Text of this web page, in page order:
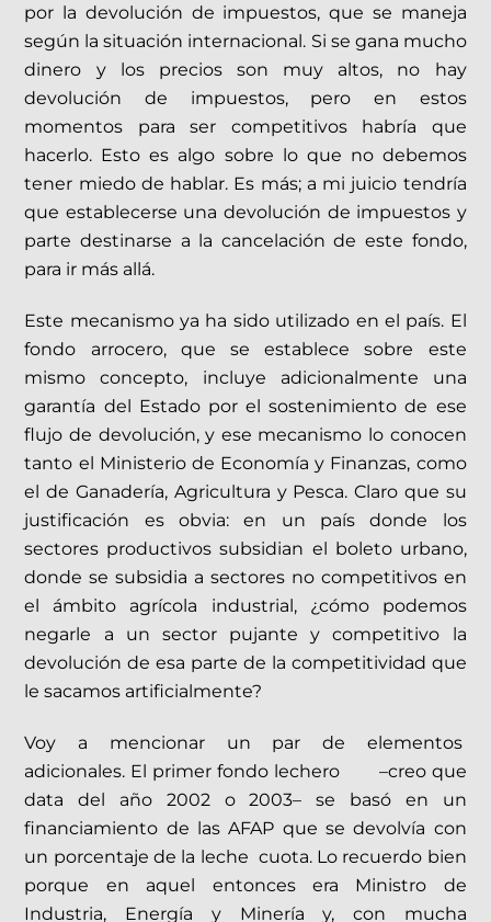
por la devolución de impuestos, que se maneja
según la situación internacional. Si se gana mucho
dinero y los precios son muy altos, no hay
devolución de impuestos, pero en estos
momentos para ser competitivos habría que
hacerlo. Esto es algo sobre lo que no debemos
tener miedo de hablar. Es más; a mi juicio tendría
que establecerse una devolución de impuestos y
parte destinarse a la cancelación de este fondo,
para ir más allá.
Este mecanismo ya ha sido utilizado en el país. El
fondo arrocero, que se establece sobre este
mismo concepto, incluye adicionalmente una
garantía del Estado por el sostenimiento de ese
flujo de devolución, y ese mecanismo lo conocen
tanto el Ministerio de Economía y Finanzas, como
el de Ganadería, Agricultura y Pesca. Claro que su
justificación es obvia: en un país donde los
sectores productivos subsidian el boleto urbano,
donde se subsidia a sectores no competitivos en
el ámbito agrícola industrial, ¿cómo podemos
negarle a un sector pujante y competitivo la
devolución de esa parte de la competitividad que
le sacamos artificialmente?
Voy a mencionar un par de elementos
adicionales. El primer fondo lechero –creo que
data del año 2002 o 2003– se basó en un
financiamiento de las AFAP que se devolvía con
un porcentaje de la leche cuota. Lo recuerdo bien
porque en aquel entonces era Ministro de
Industria, Energía y Minería y, con mucha